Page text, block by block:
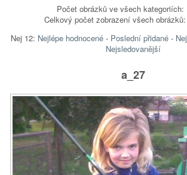
Počet obrázků ve všech kategoriích:
Celkový počet zobrazení všech
Nej 12: Nejlépe hodnocené- Poslední přidané-
Nejsledovanější
a_27